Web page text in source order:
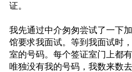
证。
我先通过中介匆匆尝试了一下
馆要求我面试。等到我面试时
室的号码。每个签证室门上都
唯独没有我的号码，我数来数